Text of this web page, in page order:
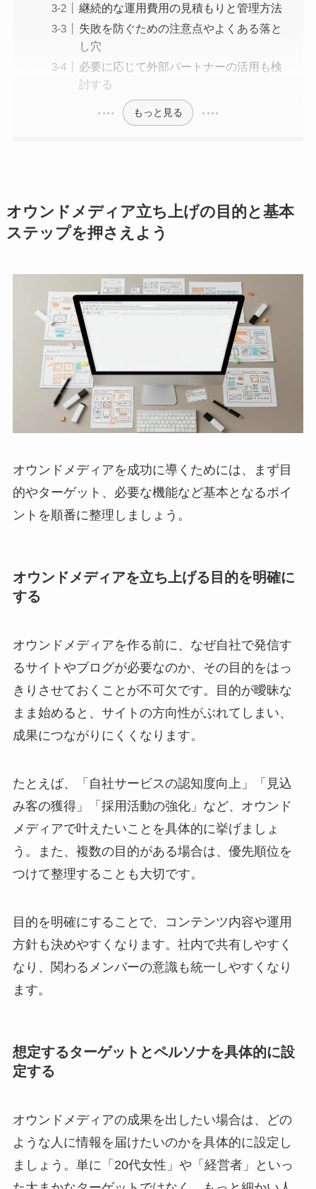
継続的な運用費用の見積もりと管理方法
失敗を防ぐための注意点やよくある落と
し穴
必要に応じて外部パートナーの活用も検
討する
もっと見る
オウンドメディア立ち上げの目的と基本
ステップを押さえよう
オウンドメディアを成功に導くためには、まず目
的やターゲット、必要な機能など基本となるポイ
ントを順番に整理しましょう。
オウンドメディアを立ち上げる目的を明確に
する
オウンドメディアを作る前に、なぜ自社で発信す
るサイトやブログが必要なのか、その目的をはっ
きりさせておくことが不可欠です。目的が曖昧な
まま始めると、サイトの方向性がぶれてしまい、
成果につながりにくくなります。
たとえば、「自社サービスの認知度向上」「見込
み客の獲得」「採用活動の強化」など、オウンド
メディアで叶えたいことを具体的に挙げましょ
う。また、複数の目的がある場合は、優先順位を
つけて整理することも大切です。
目的を明確にすることで、コンテンツ内容や運用
方針も決めやすくなります。社内で共有しやすく
なり、関わるメンバーの意識も統一しやすくなり
ます。
想定するターゲットとペルソナを具体的に設
定する
オウンドメディアの成果を出したい場合は、どの
ような人に情報を届けたいのかを具体的に設定し
ましょう。単に「20代女性」や「経営者」といっ